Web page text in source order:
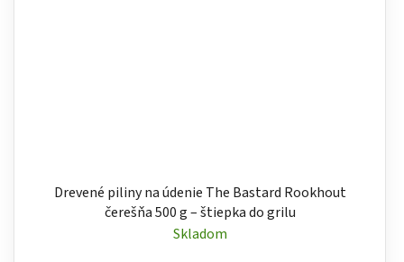
Drevené piliny na údenie The Bastard Rookhout
čerešňa 500 g – štiepka do grilu
Skladom